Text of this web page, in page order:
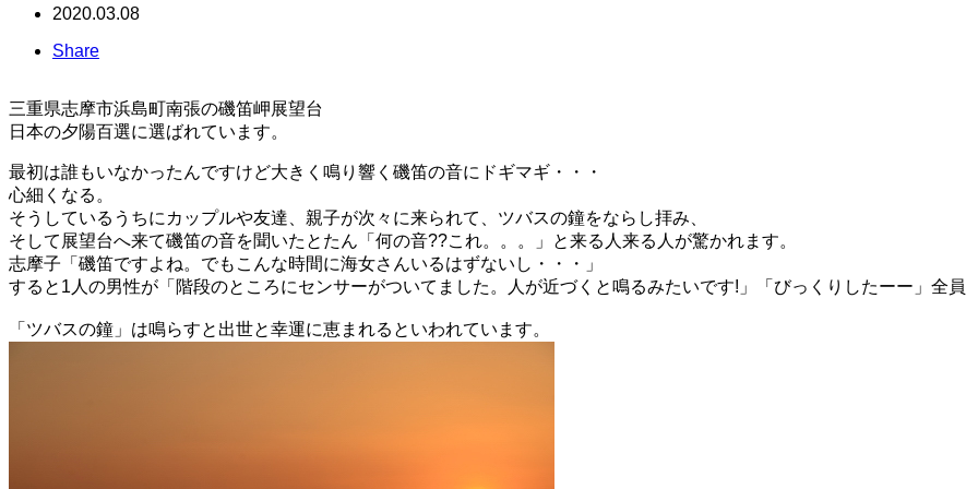
2020.03.08
Share
三重県志摩市浜島町南張の磯笛岬展望台
日本の夕陽百選に選ばれています。
最初は誰もいなかったんですけど大きく鳴り響く磯笛の音にドギマギ・・・
心細くなる。
そうしているうちにカップルや友達、親子が次々に来られて、ツバスの鐘をならし拝み、
そして展望台へ来て磯笛の音を聞いたとたん「何の音??これ。。。」と来る人来る人が驚かれます。
志摩子「磯笛ですよね。でもこんな時間に海女さんいるはずないし・・・」
すると1人の男性が「階段のところにセンサーがついてました。人が近づくと鳴るみたいです!」「びっくりしたーー」全
「ツバスの鐘」は鳴らすと出世と幸運に恵まれるといわれています。